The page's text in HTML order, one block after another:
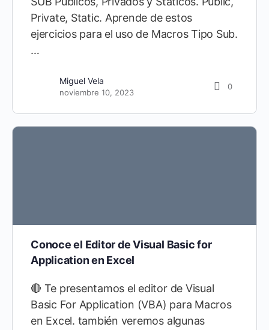
Private, Static. Aprende de estos
ejercicios para el uso de Macros Tipo Sub.
…
Miguel Vela
noviembre 10, 2023
0
Conoce el Editor de Visual Basic for
Application en Excel
🔴 Te presentamos el editor de Visual
Basic For Application (VBA) para Macros
en Excel. también veremos algunas